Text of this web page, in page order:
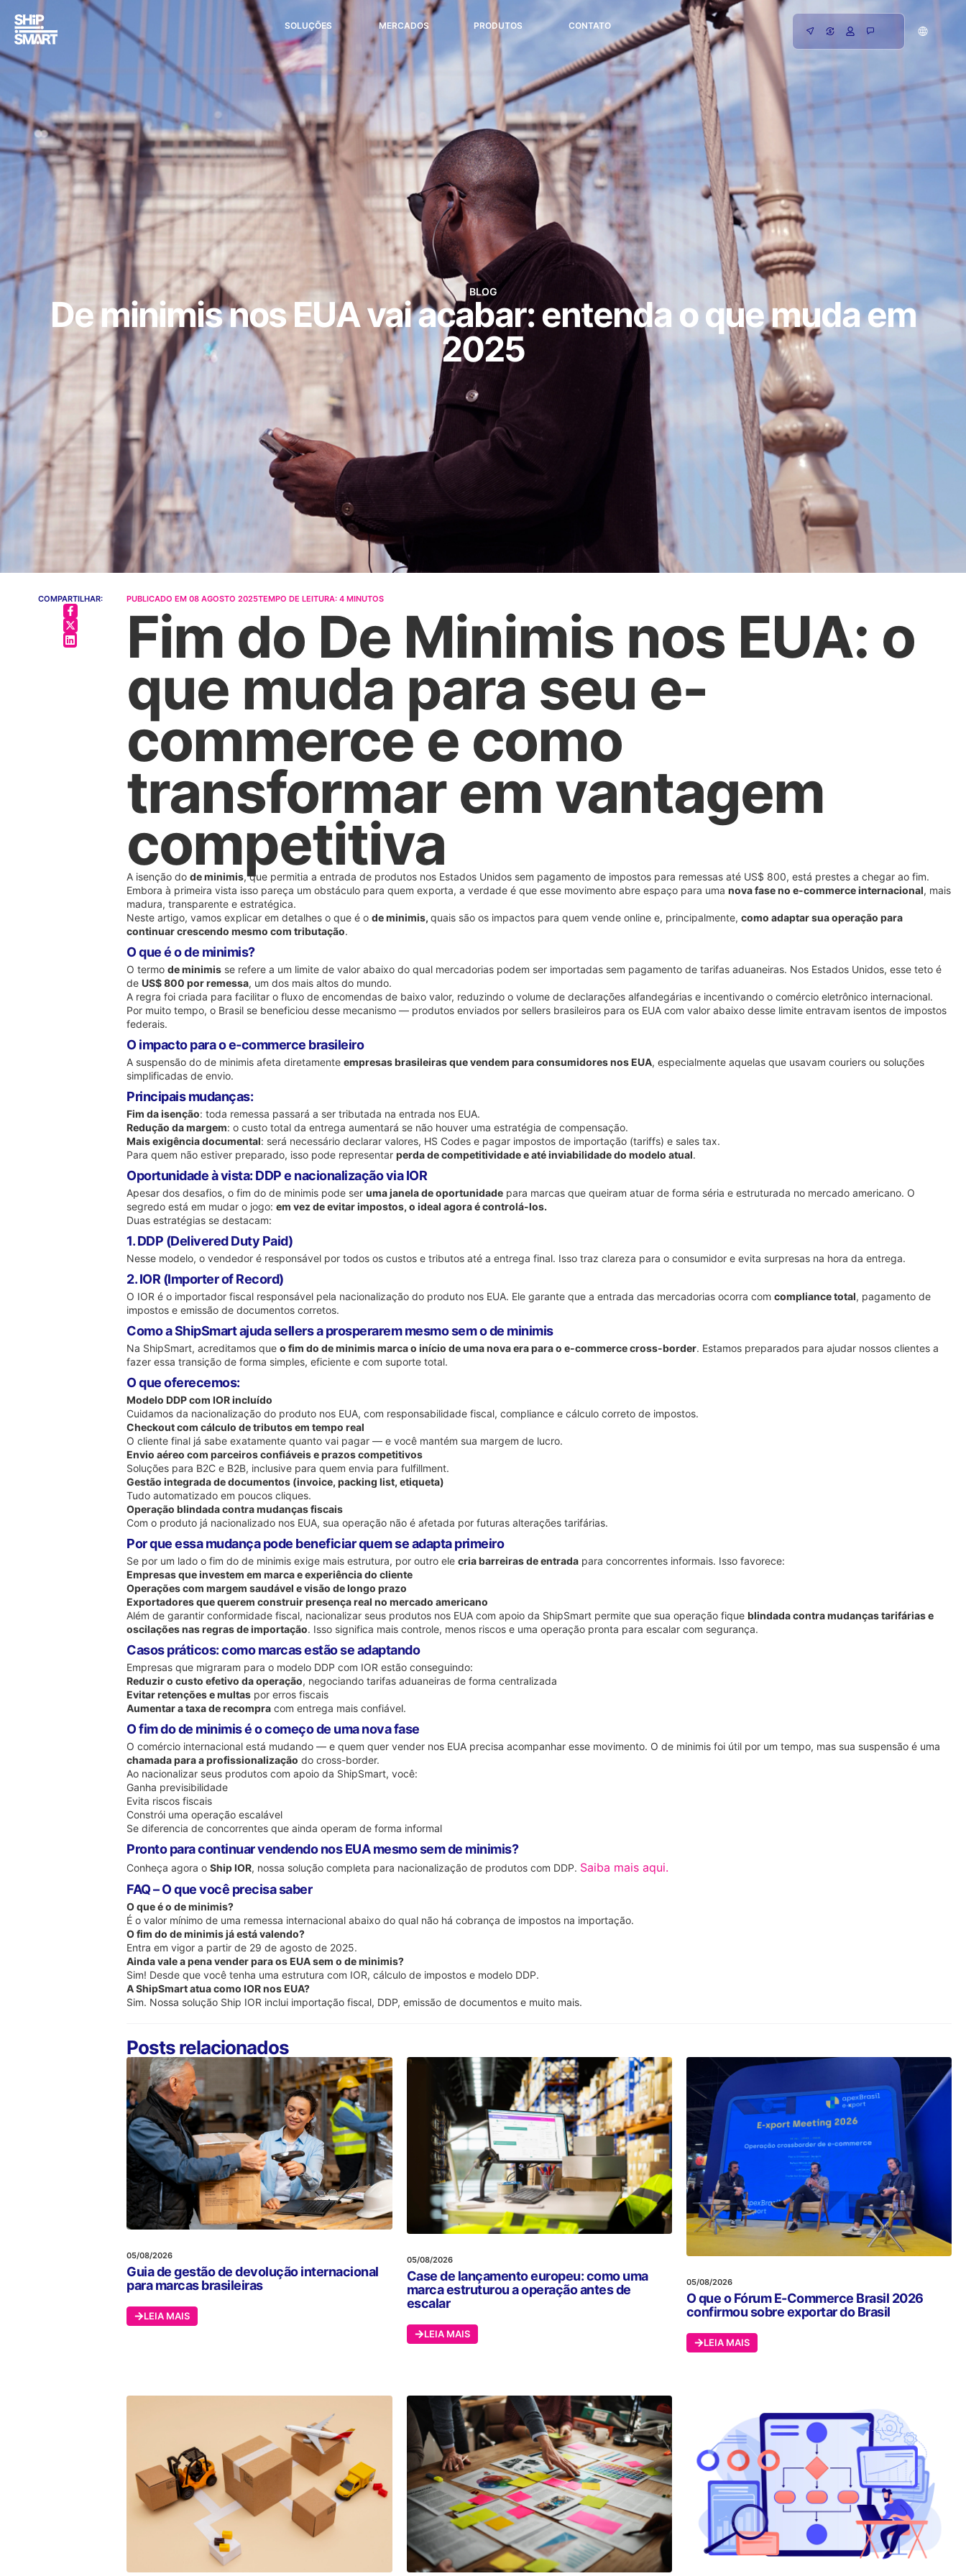
SOLUÇÕES MERCADOS PRODUTOS CONTATO
BLOG
De minimis nos EUA vai acabar: entenda o que muda em
2025
COMPARTILHAR: PUBLICADO EM 08 AGOSTO 2025TEMPO DE LEITURA: 4 MINUTOS
Fim do De Minimis nos EUA: o
que muda para seu e-
commerce e como
transformar em vantagem
competitiva
A isenção dode minimis, que permitia a entrada de produtos nos Estados Unidos sem pagamento de impostos para remessas até US$ 800, está prestes a chegar ao fim.
Embora à primeira vista isso pareça um obstáculo para quem exporta, a verdade é que esse movimento abre espaço para umanova fase no e-commerce internacional, mais
madura, transparente e estratégica.
Neste artigo, vamos explicar em detalhes o que é ode minimis,quais são os impactos para quem vende online e, principalmente,como adaptar sua operação para
continuar crescendo mesmo com tributação.
O que é o de minimis?
O termode minimis se refere a um limite de valor abaixo do qual mercadorias podem ser importadas sem pagamento de tarifas aduaneiras. Nos Estados Unidos, esse teto é
deUS$ 800 por remessa, um dos mais altos do mundo.
A regra foi criada para facilitar o fluxo de encomendas de baixo valor, reduzindo o volume de declarações alfandegárias e incentivando o comércio eletrônico internacional.
Por muito tempo, o Brasil se beneficiou desse mecanismo — produtos enviados por sellers brasileiros para os EUA com valor abaixo desse limite entravam isentos de impostos
federais.
O impacto para o e-commerce brasileiro
A suspensão do de minimis afeta diretamenteempresas brasileiras que vendem para consumidores nos EUA, especialmente aquelas que usavam couriers ou soluções
simplificadas de envio.
Principais mudanças:
Fim da isenção: toda remessa passará a ser tributada na entrada nos EUA.
Redução da margem: o custo total da entrega aumentará se não houver uma estratégia de compensação.
Mais exigência documental: será necessário declarar valores, HS Codes e pagar impostos de importação (tariffs) e sales tax.
Para quem não estiver preparado, isso pode representarperda de competitividade e até inviabilidade do modelo atual.
Oportunidade à vista: DDP e nacionalização via IOR
Apesar dos desafios, o fim do de minimis pode seruma janela de oportunidade para marcas que queiram atuar de forma séria e estruturada no mercado americano. O
segredo está em mudar o jogo:em vez de evitar impostos, o ideal agora é controlá-los.
Duas estratégias se destacam:
1. DDP (Delivered Duty Paid)
Nesse modelo, o vendedor é responsável por todos os custos e tributos até a entrega final. Isso traz clareza para o consumidor e evita surpresas na hora da entrega.
2. IOR (Importer of Record)
O IOR é o importador fiscal responsável pela nacionalização do produto nos EUA. Ele garante que a entrada das mercadorias ocorra comcompliance total, pagamento de
impostos e emissão de documentos corretos.
Como a ShipSmart ajuda sellers a prosperarem mesmo sem o de minimis
Na ShipSmart, acreditamos queo fim do de minimis marca o início de uma nova era para o e-commerce cross-border. Estamos preparados para ajudar nossos clientes a
fazer essa transição de forma simples, eficiente e com suporte total.
O que oferecemos:
Modelo DDP com IOR incluído
Cuidamos da nacionalização do produto nos EUA, com responsabilidade fiscal, compliance e cálculo correto de impostos.
Checkout com cálculo de tributos em tempo real
O cliente final já sabe exatamente quanto vai pagar — e você mantém sua margem de lucro.
Envio aéreo com parceiros confiáveis e prazos competitivos
Soluções para B2C e B2B, inclusive para quem envia para fulfillment.
Gestão integrada de documentos (invoice, packing list, etiqueta)
Tudo automatizado em poucos cliques.
Operação blindada contra mudanças fiscais
Com o produto já nacionalizado nos EUA, sua operação não é afetada por futuras alterações tarifárias.
Por que essa mudança pode beneficiar quem se adapta primeiro
Se por um lado o fim do de minimis exige mais estrutura, por outro elecria barreiras de entrada para concorrentes informais. Isso favorece:
Empresas que investem em marca e experiência do cliente
Operações com margem saudável e visão de longo prazo
Exportadores que querem construir presença real no mercado americano
Além de garantir conformidade fiscal, nacionalizar seus produtos nos EUA com apoio da ShipSmart permite que sua operação fiqueblindada contra mudanças tarifárias e
oscilações nas regras de importação. Isso significa mais controle, menos riscos e uma operação pronta para escalar com segurança.
Casos práticos: como marcas estão se adaptando
Empresas que migraram para o modelo DDP com IOR estão conseguindo:
Reduzir o custo efetivo da operação, negociando tarifas aduaneiras de forma centralizada
Evitar retenções e multas por erros fiscais
Aumentar a taxa de recompra com entrega mais confiável.
O fim do de minimis é o começo de uma nova fase
O comércio internacional está mudando — e quem quer vender nos EUA precisa acompanhar esse movimento. O de minimis foi útil por um tempo, mas sua suspensão é uma
chamada para a profissionalização do cross-border.
Ao nacionalizar seus produtos com apoio da ShipSmart, você:
Ganha previsibilidade
Evita riscos fiscais
Constrói uma operação escalável
Se diferencia de concorrentes que ainda operam de forma informal
Pronto para continuar vendendo nos EUA mesmo sem de minimis?
Conheça agora oShip IOR, nossa solução completa para nacionalização de produtos com DDP. Saiba mais aqui.
FAQ – O que você precisa saber
O que é o de minimis?
É o valor mínimo de uma remessa internacional abaixo do qual não há cobrança de impostos na importação.
O fim do de minimis já está valendo?
Entra em vigor a partir de 29 de agosto de 2025.
Ainda vale a pena vender para os EUA sem o de minimis?
Sim! Desde que você tenha uma estrutura com IOR, cálculo de impostos e modelo DDP.
A ShipSmart atua como IOR nos EUA?
Sim. Nossa solução Ship IOR inclui importação fiscal, DDP, emissão de documentos e muito mais.
Posts relacionados
05/08/2026
Guia de gestão de devolução internacional
para marcas brasileiras
LEIA MAIS
05/08/2026
Case de lançamento europeu: como uma
marca estruturou a operação antes de
escalar
LEIA MAIS
05/08/2026
O que o Fórum E-Commerce Brasil 2026
confirmou sobre exportar do Brasil
LEIA MAIS